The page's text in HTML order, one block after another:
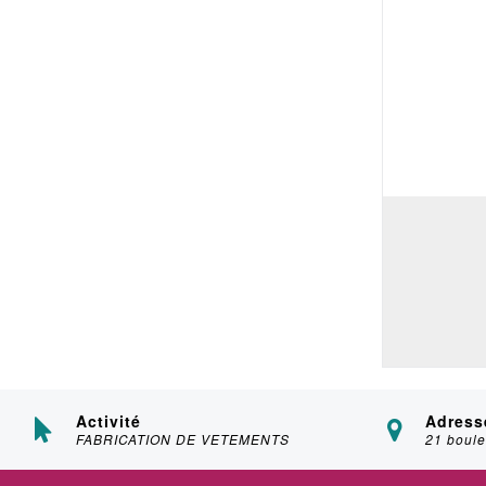
Activité
FABRICATION DE VETEMENTS 21